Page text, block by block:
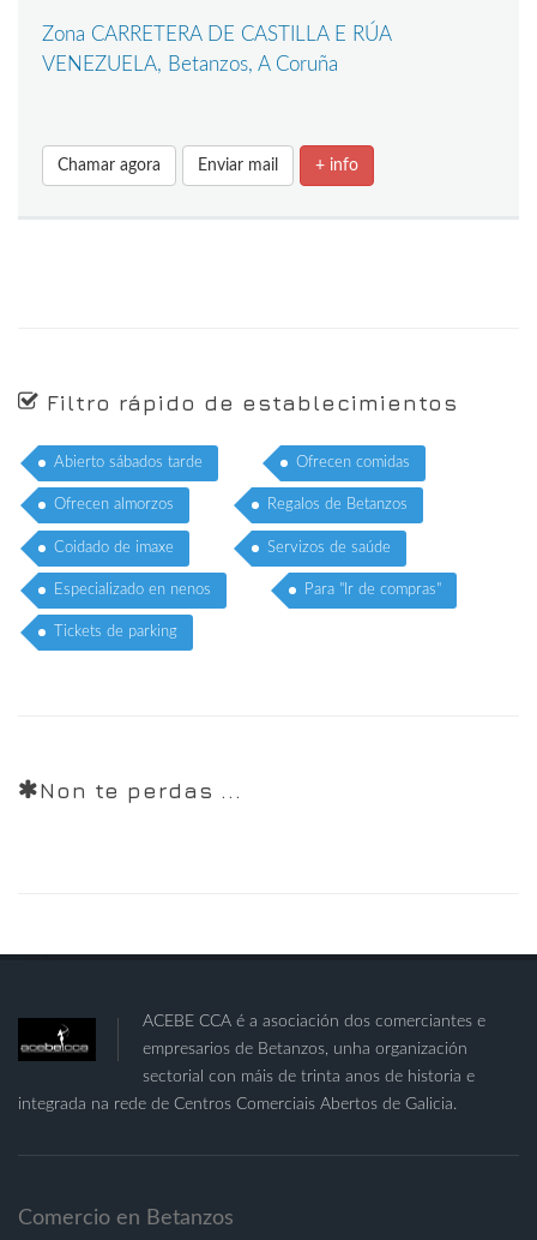
Zona CARRETERA DE CASTILLA E RÚA
VENEZUELA, Betanzos, A Coruña
Chamar agora Enviar mail + info
Filtro rápido de establecimientos
Abierto sábados tarde Ofrecen comidas
Ofrecen almorzos Regalos de Betanzos
Coidado de imaxe Servizos de saúde
Especializado en nenos Para "Ir de compras"
Tickets de parking
Non te perdas ...
ACEBE CCA é a asociación dos comerciantes e
empresarios de Betanzos, unha organización
sectorial con máis de trinta anos de historia e
integrada na rede de Centros Comerciais Abertos de Galicia.
Comercio en Betanzos